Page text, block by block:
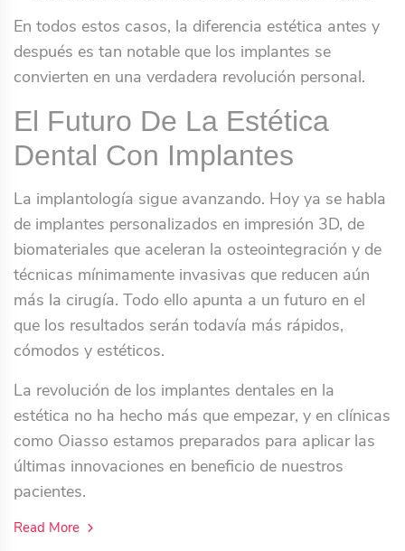
En todos estos casos, la diferencia estética antes y
después es tan notable que los implantes se
convierten en una verdadera revolución personal.
El Futuro De La Estética
Dental Con Implantes
La implantología sigue avanzando. Hoy ya se habla
de implantes personalizados en impresión 3D, de
biomateriales que aceleran la osteointegración y de
técnicas mínimamente invasivas que reducen aún
más la cirugía. Todo ello apunta a un futuro en el
que los resultados serán todavía más rápidos,
cómodos y estéticos.
La revolución de los implantes dentales en la
estética no ha hecho más que empezar, y en clínicas
como Oiasso estamos preparados para aplicar las
últimas innovaciones en beneficio de nuestros
pacientes.
Read More